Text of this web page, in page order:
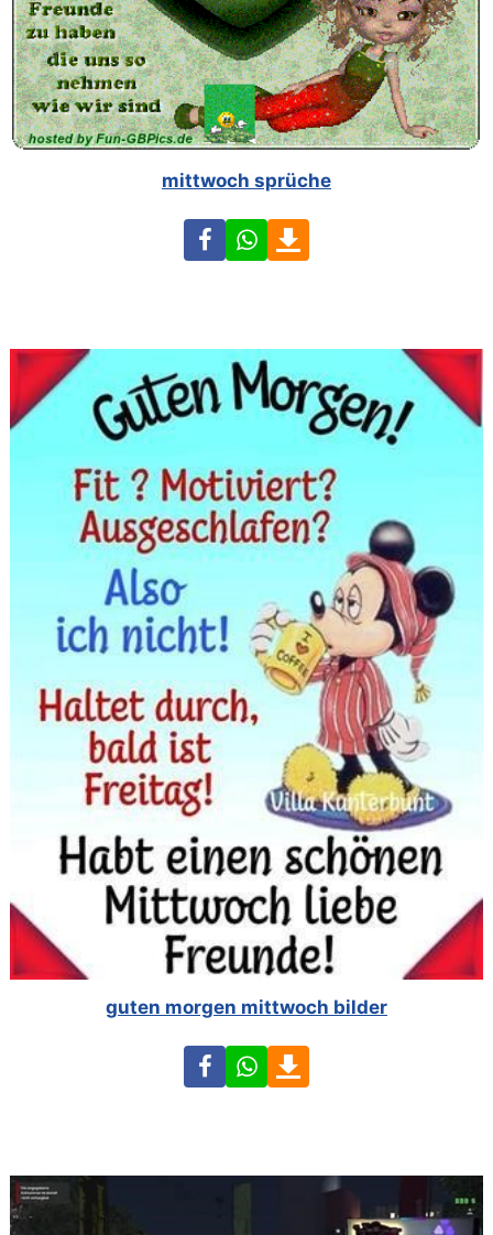
mittwoch sprüche
FacebookWhatsApp
guten morgen mittwoch bilder
FacebookWhatsApp